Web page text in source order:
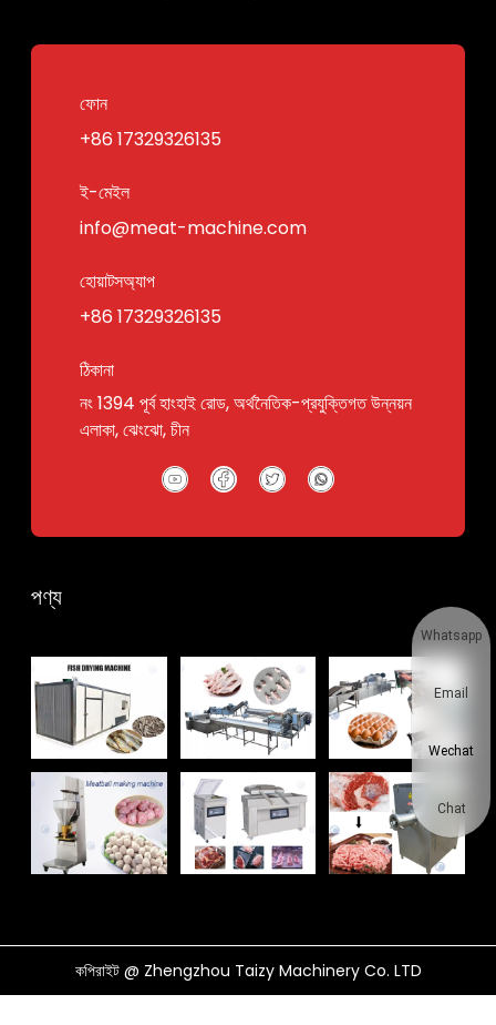
ফোন
+86 17329326135
ই-মেইল
info@meat-machine.com
হোয়াটসঅ্যাপ
+86 17329326135
ঠিকানা
নং 1394 পূর্ব হাংহাই রোড, অর্থনৈতিক-প্রযুক্তিগত উন্নয়ন
এলাকা, ঝেংঝো, চীন
পণ্য
কপিরাইট @ Zhengzhou Taizy Machinery Co. LTD
Whatsapp
Email
Wechat
Chat